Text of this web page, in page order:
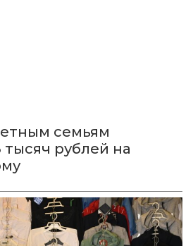
семьям
тысяч рублей на